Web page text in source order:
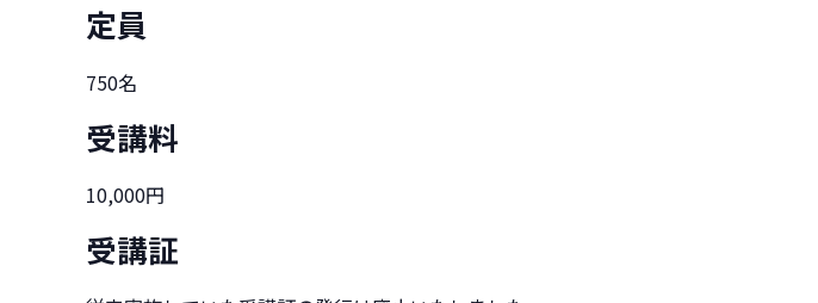
定員
750名
受講料
10,000円
受講証